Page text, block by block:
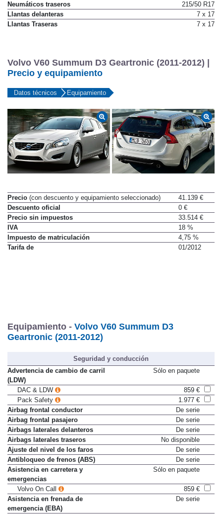
Neumáticos traseros
215/50 R17
Llantas delanteras
7 x 17
Llantas Traseras
7 x 17
Volvo V60 Summum D3 Geartronic (2011-2012) |
Precio y equipamiento
Datos técnicos Equipamiento
Precio (con descuento y equipamiento seleccionado)
41.139 €
Descuento oficial
0 €
Precio sin impuestos
33.514 €
IVA
18 %
Impuesto de matriculación
4,75 %
Tarifa de
01/2012
Equipamiento - Volvo V60 Summum D3
Geartronic (2011-2012)
Seguridad y conducción
Advertencia de cambio de carril
(LDW)
Sólo en paquete
DAC & LDW
859 €
Pack Safety
1.977 €
Airbag frontal conductor
De serie
Airbag frontal pasajero
De serie
Airbags laterales delanteros
De serie
Airbags laterales traseros
No disponible
Ajuste del nivel de los faros
De serie
Antibloqueo de frenos (ABS)
De serie
Asistencia en carretera y
emergencias
Sólo en paquete
Volvo On Call
859 €
Asistencia en frenada de
emergencia (EBA)
De serie